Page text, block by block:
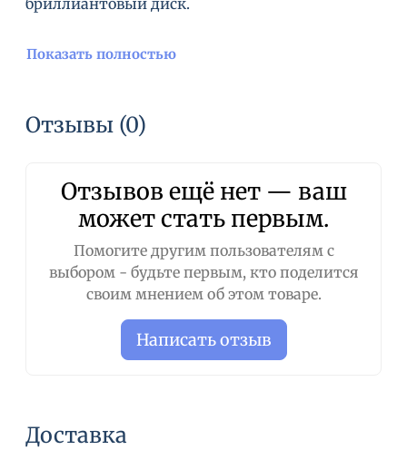
бриллиантовый диск.
Показать полностью
Отзывы (0)
Отзывов ещё нет — ваш
может стать первым.
Помогите другим пользователям с
выбором - будьте первым, кто поделится
своим мнением об этом товаре.
Написать отзыв
Доставка